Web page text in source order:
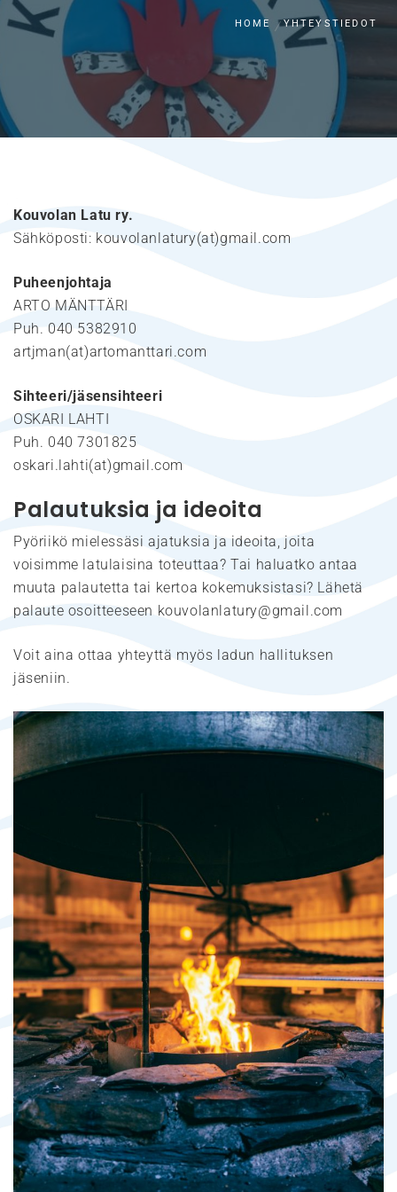
HOME YHTEYSTIEDOT
Kouvolan Latu ry.
Sähköposti: kouvolanlatury(at)gmail.com
Puheenjohtaja
ARTO MÄNTTÄRI
Puh. 040 5382910
artjman(at)artomanttari.com
Sihteeri/jäsensihteeri
OSKARI LAHTI
Puh. 040 7301825
oskari.lahti(at)gmail.com
Palautuksia ja ideoita
Pyöriikö mielessäsi ajatuksia ja ideoita, joita
voisimme latulaisina toteuttaa? Tai haluatko antaa
muuta palautetta tai kertoa kokemuksistasi? Lähetä
palaute osoitteeseen kouvolanlatury@gmail.com
Voit aina ottaa yhteyttä myös ladun hallituksen
jäseniin.